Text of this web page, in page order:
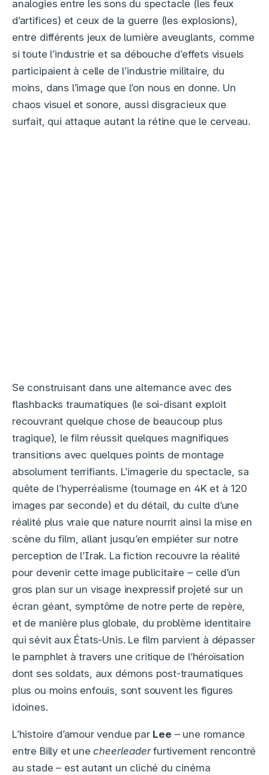
analogies entre les sons du spectacle (les feux
d’artifices) et ceux de la guerre (les explosions),
entre différents jeux de lumière aveuglants, comme
si toute l’industrie et sa débouche d’effets visuels
participaient à celle de l’industrie militaire, du
moins, dans l’image que l’on nous en donne. Un
chaos visuel et sonore, aussi disgracieux que
surfait, qui attaque autant la rétine que le cerveau.
Se construisant dans une alternance avec des
flashbacks traumatiques (le soi-disant exploit
recouvrant quelque chose de beaucoup plus
tragique), le film réussit quelques magnifiques
transitions avec quelques points de montage
absolument terrifiants. L’imagerie du spectacle, sa
quête de l’hyperréalisme (tournage en 4K et à 120
images par seconde) et du détail, du culte d’une
réalité plus vraie que nature nourrit ainsi la mise en
scène du film, allant jusqu’en empiéter sur notre
perception de l’Irak. La fiction recouvre la réalité
pour devenir cette image publicitaire – celle d’un
gros plan sur un visage inexpressif projeté sur un
écran géant, symptôme de notre perte de repère,
et de manière plus globale, du problème identitaire
qui sévit aux États-Unis. Le film parvient à dépasser
le pamphlet à travers une critique de l’héroïsation
dont ses soldats, aux démons post-traumatiques
plus ou moins enfouis, sont souvent les figures
idoines.
L’histoire d’amour vendue par Lee – une romance
entre Billy et unecheerleaderfurtivement rencontré
au stade – est autant un cliché du cinéma